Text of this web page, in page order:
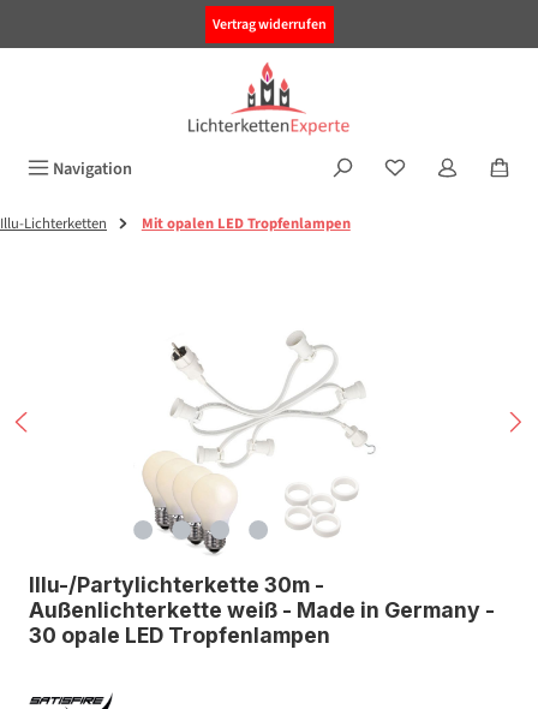
Vertrag widerrufen
Navigation
Illu-Lichterketten Mit opalen LED Tropfenlampen
Illu-/Partylichterkette 30m -
Außenlichterkette weiß - Made in Germany -
30 opale LED Tropfenlampen